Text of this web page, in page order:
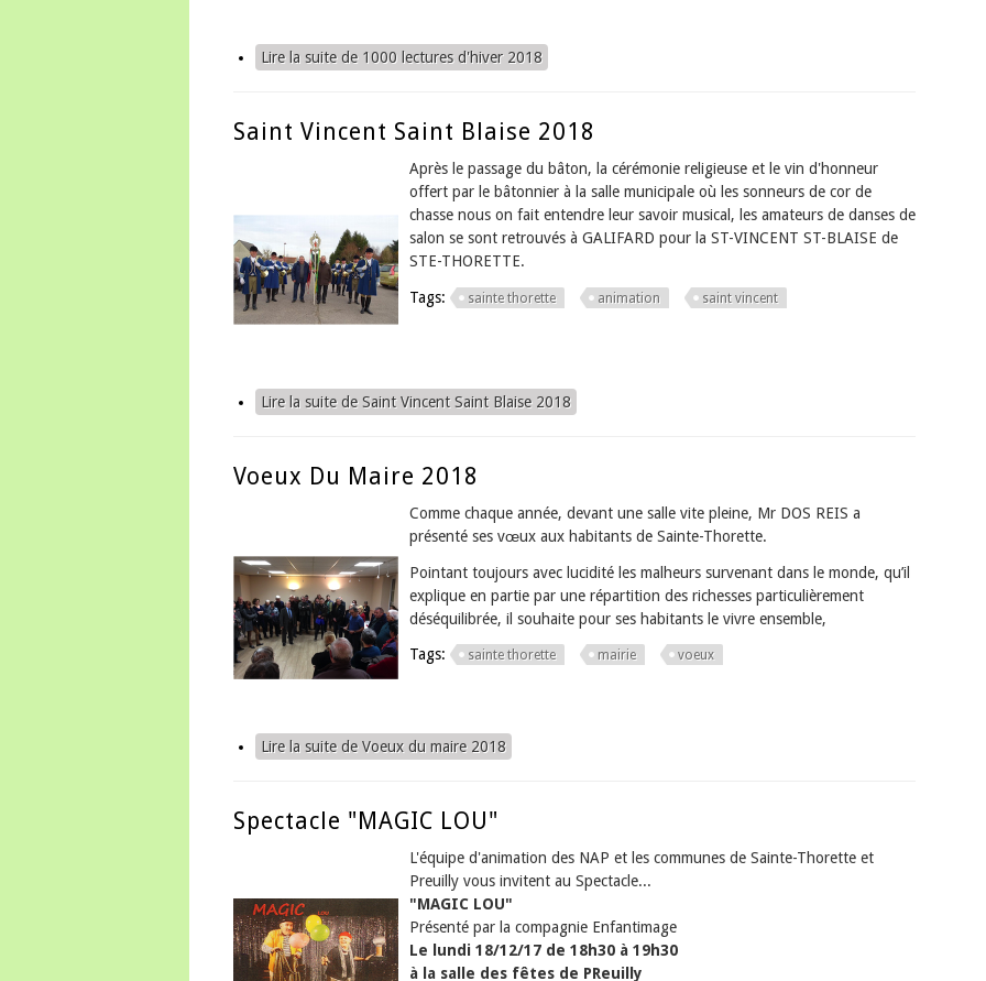
Lire la suitede 1000 lectures d'hiver 2018
Saint Vincent Saint Blaise 2018
Après le passage du bâton, la cérémonie religieuse et le vin d'honneur
offert par le bâtonnier à la salle municipale où les sonneurs de cor de
chasse nous on fait entendre leur savoir musical, les amateurs de danses de
salon se sont retrouvés à GALIFARD pour la ST-VINCENT ST-BLAISE de
STE-THORETTE.
Tags: sainte thorette animation saint vincent
Lire la suitede Saint Vincent Saint Blaise 2018
Voeux Du Maire 2018
Comme chaque année, devant une salle vite pleine, Mr DOS REIS a
présenté ses vœux aux habitants de Sainte-Thorette.
Pointant toujours avec lucidité les malheurs survenant dans le monde, qu’il
explique en partie par une répartition des richesses particulièrement
déséquilibrée, il souhaite pour ses habitants le vivre ensemble,
Tags: sainte thorette mairie voeux
Lire la suitede Voeux du maire 2018
Spectacle "MAGIC LOU"
L'équipe d'animation des NAP et les communes de Sainte-Thorette et
Preuilly vous invitent au Spectacle...
"MAGIC LOU"
Présenté par la compagnie Enfantimage
Le lundi 18/12/17 de 18h30 à 19h30
à la salle des fêtes de PReuilly